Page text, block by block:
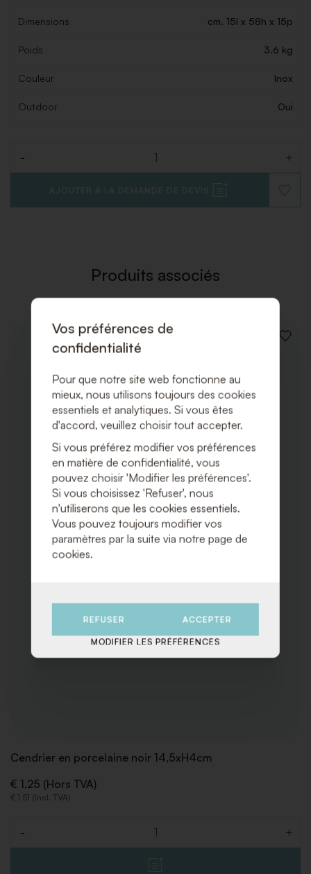
Dimensions cm. 15l x 58h x 15p
Poids 3.6 kg
Couleur Inox
Outdoor Oui
- +
AJOUTER À LA DEMANDE DE DEVIS
À
Produits associés
Cendrier en porcelaine noir 14,5xH4cm
€ 1,25 (Hors TVA)
€ 1,51 (Incl. TVA)
- +
Vos préférences de
confidentialité
Pour que notre site web fonctionne au
mieux, nous utilisons toujours des cookies
essentiels et analytiques. Si vous êtes
d'accord, veuillez choisir tout accepter.
Si vous préférez modifier vos préférences
en matière de confidentialité, vous
pouvez choisir 'Modifier les préférences'.
Si vous choisissez 'Refuser', nous
n'utiliserons que les cookies essentiels.
Vous pouvez toujours modifier vos
paramètres par la suite via notre page de
cookies.
REFUSER ACCEPTER
MODIFIER LES PRÉFÉRENCES